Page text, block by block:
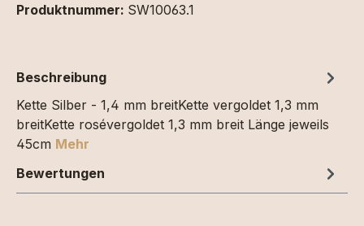
Produktnummer: SW10063.1
Beschreibung
Kette Silber - 1,4 mm breitKette vergoldet 1,3 mm
breitKette rosévergoldet 1,3 mm breit Länge jeweils
45cm Mehr
Bewertungen